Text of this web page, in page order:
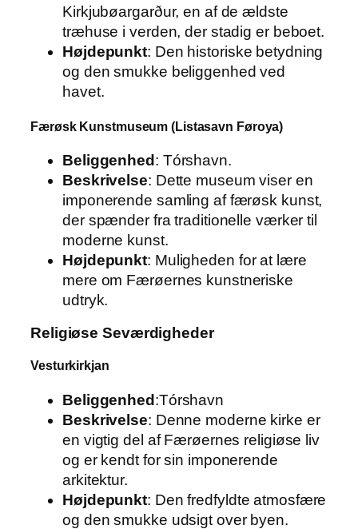
Kirkjubøargarður, en af de ældste
træhuse i verden, der stadig er beboet.
Højdepunkt: Den historiske betydning
og den smukke beliggenhed ved
havet.
Færøsk Kunstmuseum (Listasavn Føroya)
Beliggenhed : Tórshavn.
Beskrivelse: Dette museum viser en
imponerende samling af færøsk kunst,
der spænder fra traditionelle værker til
moderne kunst.
Højdepunkt: Muligheden for at lære
mere om Færøernes kunstneriske
udtryk.
Religiøse Seværdigheder
Vesturkirkjan
Beliggenhed:Tórshavn
Beskrivelse: Denne moderne kirke er
en vigtig del af Færøernes religiøse liv
og er kendt for sin imponerende
arkitektur.
Højdepunkt: Den fredfyldte atmosfære
og den smukke udsigt over byen.